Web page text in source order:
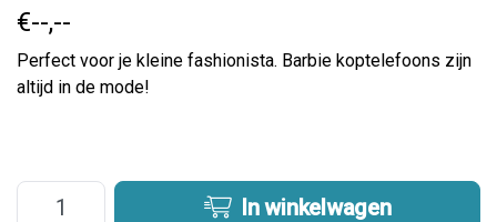
€--,--
Perfect voor je kleine fashionista. Barbie koptelefoons zijn
altijd in de mode!
In winkelwagen